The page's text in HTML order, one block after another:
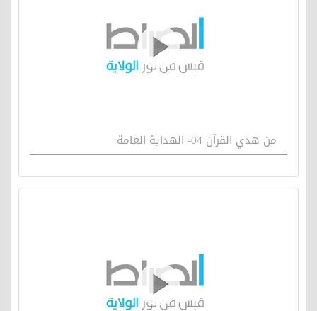
من هدي القرآن 04- الهداية العامة